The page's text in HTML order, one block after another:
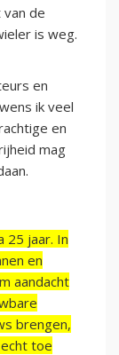
de
is weg.
en
ik veel
en
mag
25 jaar. In
en
aandacht
brengen,
toe